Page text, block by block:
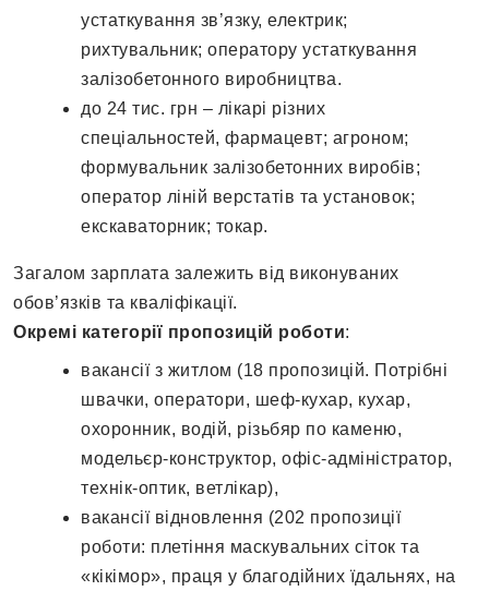
устаткування зв’язку, електрик;
рихтувальник; оператору устаткування
залізобетонного виробництва.
до 24 тис. грн – лікарі різних
спеціальностей, фармацевт; агроном;
формувальник залізобетонних виробів;
оператор ліній верстатів та установок;
екскаваторник; токар.
Загалом зарплата залежить від виконуваних
обов’язків та кваліфікації.
Окремі категорії пропозицій роботи:
вакансії з житлом (18 пропозицій. Потрібні
швачки, оператори, шеф-кухар, кухар,
охоронник, водій, різьбяр по каменю,
модельєр-конструктор, офіс-адміністратор,
технік-оптик, ветлікар),
вакансії відновлення (202 пропозиції
роботи: плетіння маскувальних сіток та
«кікімор», праця у благодійних їдальнях, на